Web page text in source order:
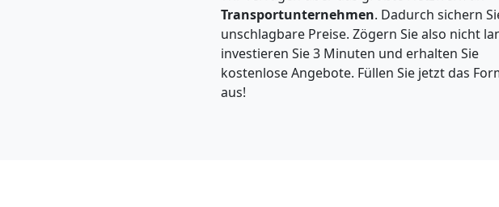
Transportunternehmen. Dadurch sichern
unschlagbare Preise. Zögern Sie also nicht
investieren Sie 3 Minuten und erhalten Sie
kostenlose Angebote. Füllen Sie jetzt das
aus!